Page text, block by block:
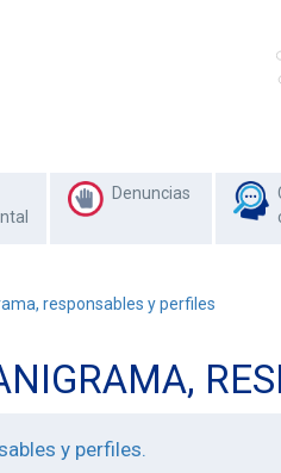
Denuncias
responsables y perfiles
y perfiles.